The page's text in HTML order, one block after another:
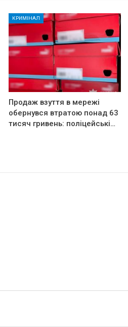
КРИМІНАЛ
Продаж взуття в мережі
обернувся втратою понад 63
тисяч гривень: поліцейські…